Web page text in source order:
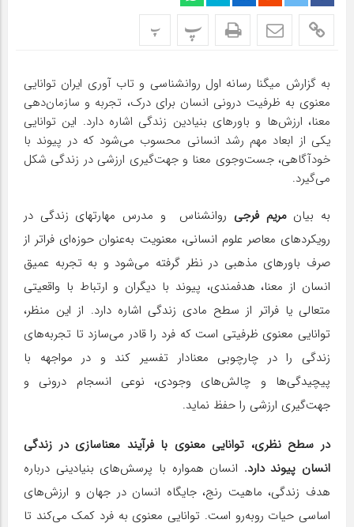
پ پ
به گزارش میگنا رسانه اول روانشناسی و تاب آوری ایران توانایی
معنوی به ظرفیت درونی انسان برای درک، تجربه و سازمان‌دهی
معنا، ارزش‌ها و باورهای بنیادین زندگی اشاره دارد. این توانایی
یکی از ابعاد مهم رشد انسانی محسوب می‌شود که در پیوند با
خودآگاهی، جست‌وجوی معنا و جهت‌گیری ارزشی در زندگی شکل
می‌گیرد.
به بیانمریم فرجی روانشناس و مدرس مهارتهای زندگی در
رویکردهای معاصر علوم انسانی، معنویت به‌عنوان حوزه‌ای فراتر از
صرف باورهای مذهبی در نظر گرفته می‌شود و به تجربه عمیق
انسان از معنا، هدفمندی، پیوند با دیگران و ارتباط با واقعیتی
متعالی یا فراتر از سطح مادی زندگی اشاره دارد. از این منظر،
توانایی معنوی ظرفیتی است که فرد را قادر می‌سازد تا تجربه‌های
زندگی را در چارچوبی معنادار تفسیر کند و در مواجهه با
پیچیدگی‌ها و چالش‌های وجودی، نوعی انسجام درونی و
جهت‌گیری ارزشی را حفظ نماید.
در سطح نظری، توانایی معنوی با فرآیند معنا‌سازی در زندگی
انسان پیوند دارد. انسان همواره با پرسش‌های بنیادینی درباره
هدف زندگی، ماهیت رنج، جایگاه انسان در جهان و ارزش‌های
اساسی حیات روبه‌رو است. توانایی معنوی به فرد کمک می‌کند تا